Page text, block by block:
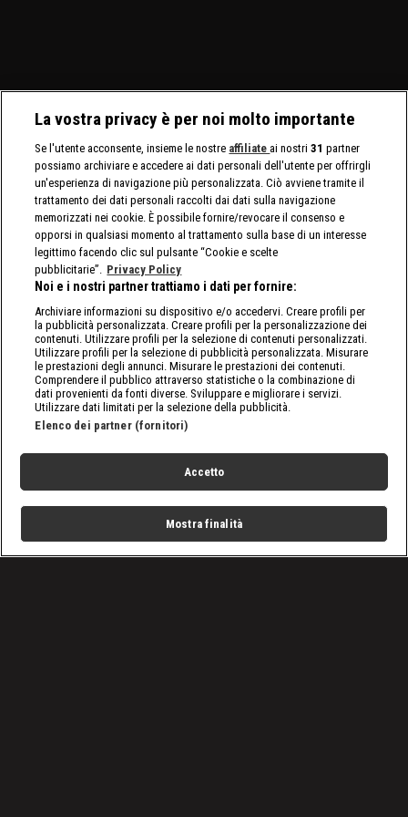
La vostra privacy è per noi molto importante
Se l'utente acconsente, insieme le nostre affiliate ai nostri31 partner
possiamo archiviare e accedere ai dati personali dell'utente per offrirgli
un'esperienza di navigazione più personalizzata. Ciò avviene tramite il
trattamento dei dati personali raccolti dai dati sulla navigazione
memorizzati nei cookie. È possibile fornire/revocare il consenso e
opporsi in qualsiasi momento al trattamento sulla base di un interesse
legittimo facendo clic sul pulsante “Cookie e scelte
pubblicitarie”. Privacy Policy
Noi e i nostri partner trattiamo i dati per fornire:
Archiviare informazioni su dispositivo e/o accedervi. Creare profili per
la pubblicità personalizzata. Creare profili per la personalizzazione dei
contenuti. Utilizzare profili per la selezione di contenuti personalizzati.
Utilizzare profili per la selezione di pubblicità personalizzata. Misurare
le prestazioni degli annunci. Misurare le prestazioni dei contenuti.
Comprendere il pubblico attraverso statistiche o la combinazione di
dati provenienti da fonti diverse. Sviluppare e migliorare i servizi.
Utilizzare dati limitati per la selezione della pubblicità.
Elenco dei partner (fornitori)
Accetto
Mostra finalità